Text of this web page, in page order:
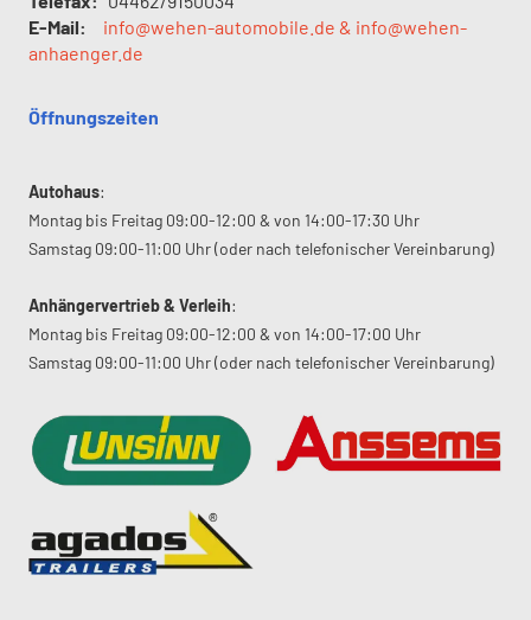
E-Mail:
info@wehen-automobile.de & info@wehen-
anhaenger.de
Öffnungszeiten
Autohaus:
Montag bis Freitag 09:00-12:00 & von 14:00-17:30 Uhr
Samstag 09:00-11:00 Uhr (oder nach telefonischer Vereinbarung)
Anhängervertrieb & Verleih:
Montag bis Freitag 09:00-12:00 & von 14:00-17:00 Uhr
Samstag 09:00-11:00 Uhr (oder nach telefonischer Vereinbarung)